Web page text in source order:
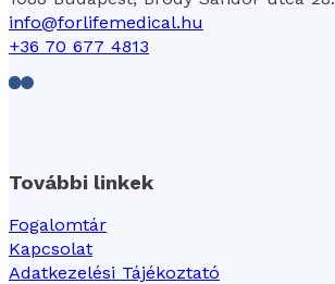
info@forlifemedical.hu
+36 70 677 4813
Follow us on Facebook
Follow us on LinkedIn
További linkek
Fogalomtár
Kapcsolat
Adatkezelési Tájékoztató